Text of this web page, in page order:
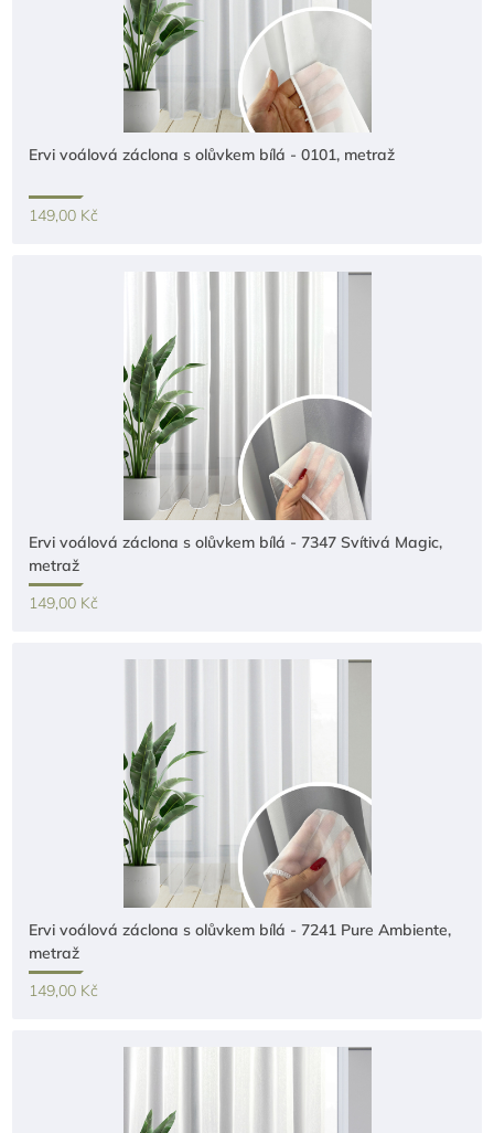
Ervi voálová záclona s olůvkem bílá - 0101, metraž
149,00 Kč
Ervi voálová záclona s olůvkem bílá - 7347 Svítivá Magic,
metraž
149,00 Kč
Ervi voálová záclona s olůvkem bílá - 7241 Pure Ambiente,
metraž
149,00 Kč